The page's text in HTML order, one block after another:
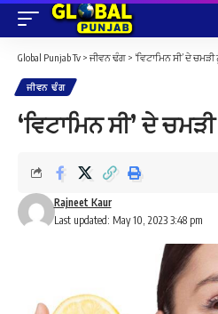
Global Punjab Tv > ਜੀਵਨ ਢੰਗ > ‘ਵਿਟਾਮਿਨ ਸੀ’ ਦੇ
ਜੀਵਨ ਢੰਗ
‘ਵਿਟਾਮਿਨ ਸੀ’ ਦੇ
Last updated: May 10, 2023 3:48 pm
Rajneet Kaur